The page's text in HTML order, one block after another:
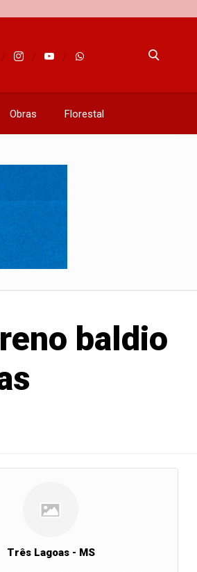
Obras Florestal
baldio
Três Lagoas - MS